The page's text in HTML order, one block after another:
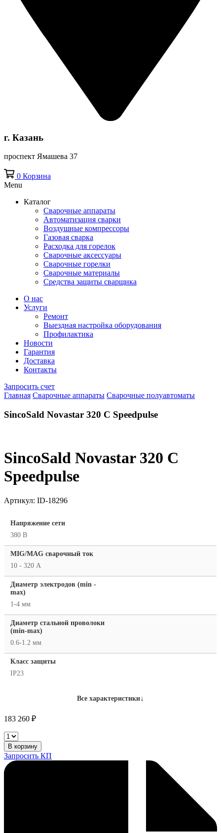
г. Казань
проспект Ямашева 37
0 Корзина
Menu
Каталог
Сварочные аппараты
Автоматизация сварки
Воздушные компрессоры
Газовая сварка
Расходка для горелок
Сварочные аксессуары
Сварочные горелки
Сварочные материалы
Средства защиты сварщика
О нас
Услуги
Ремонт
Выездная настройка оборудования
Профилактика
Новости
Гарантия
Доставка
Контакты
Запросить счет
Главная Сварочные аппараты Сварочные полуавтоматы
SincoSald Novastar 320 C Speedpulse
SincoSald Novastar 320 C
Speedpulse
Артикул: ID-18296
Напряжение сети
380 В
MIG/MAG cварочный ток
10 - 320 А
Диаметр электродов (min -
max)
1-4 мм
Диаметр стальной проволоки
(min-max)
0.6-1.2 мм
Класс защиты
IP23
Все характеристики↓
183 260 ₽
SincoSald
Novastar
320
C
Speedpulse
В корзину
Запросить КП